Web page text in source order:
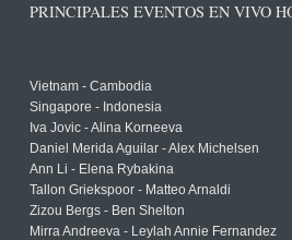
PRINCIPALES EVENTOS EN VIVO
Vietnam - Cambodia
Singapore - Indonesia
Iva Jovic - Alina Korneeva
Daniel Merida Aguilar - Alex Michelsen
Ann Li - Elena Rybakina
Tallon Griekspoor - Matteo Arnaldi
Zizou Bergs - Ben Shelton
Mirra Andreeva - Leylah Annie Fernandez